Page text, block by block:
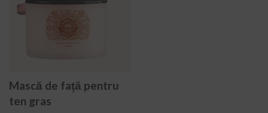
Mască de față pentru
ten gras